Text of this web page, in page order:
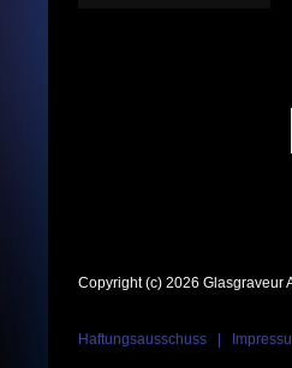
Copyright (c) 2026 Glasgraveur
Haftungsausschuss